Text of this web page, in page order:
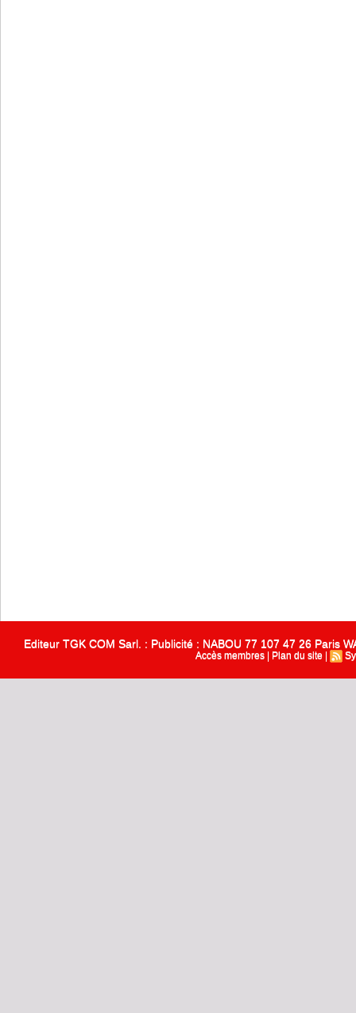
Editeur TGK COM Sarl. : Publicité : NABOU 77 107 47 26 Paris
Accès membres Plan du site